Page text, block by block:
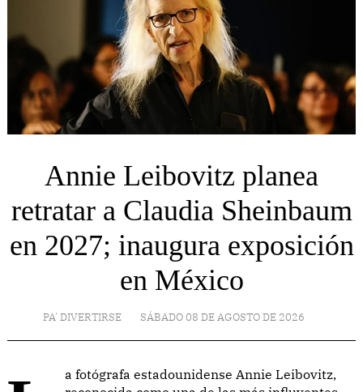
Annie Leibovitz planea
retratar a Claudia Sheinbaum
en 2027; inaugura exposición
en México
PA' DIVERTIRSE SÁBADO 08 DE AGOSTO DE 2026